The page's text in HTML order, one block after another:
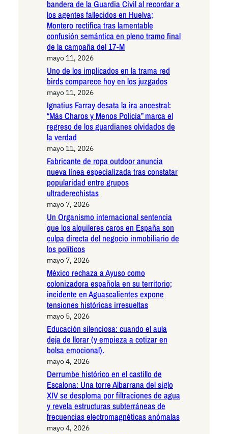
bandera de la Guardia Civil al recordar a
los agentes fallecidos en Huelva;
Montero rectifica tras lamentable
confusión semántica en pleno tramo final
de la campaña del 17-M
mayo 11, 2026
Uno de los implicados en la trama red
birds comparece hoy en los juzgados
mayo 11, 2026
Ignatius Farray desata la ira ancestral:
“Más Charos y Menos Policía” marca el
regreso de los guardianes olvidados de
la verdad
mayo 11, 2026
Fabricante de ropa outdoor anuncia
nueva línea especializada tras constatar
popularidad entre grupos
ultraderechistas
mayo 7, 2026
Un Organismo internacional sentencia
que los alquileres caros en España son
culpa directa del negocio inmobiliario de
los políticos
mayo 7, 2026
México rechaza a Ayuso como
colonizadora española en su territorio;
incidente en Aguascalientes expone
tensiones históricas irresueltas
mayo 5, 2026
Educación silenciosa: cuando el aula
deja de llorar (y empieza a cotizar en
bolsa emocional).
mayo 4, 2026
Derrumbe histórico en el castillo de
Escalona: Una torre Albarrana del siglo
XIV se desploma por filtraciones de agua
y revela estructuras subterráneas de
frecuencias electromagnéticas anómalas
mayo 4, 2026